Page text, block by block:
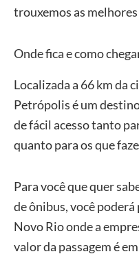
trouxemos as
Onde fica e como
Localizada a 66 km da
Petrópolis é um
de fácil acesso tanto
quanto para os que
Para você que quer
de ônibus, você
Novo Rio onde a
valor da passagem é